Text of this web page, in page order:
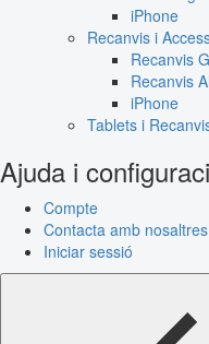
iPhone
Recanvis i
Recanvis
Recanvis
iPhone
Tablets i
Ajuda i
Compte
Contacta amb nosaltres
Iniciar sessió